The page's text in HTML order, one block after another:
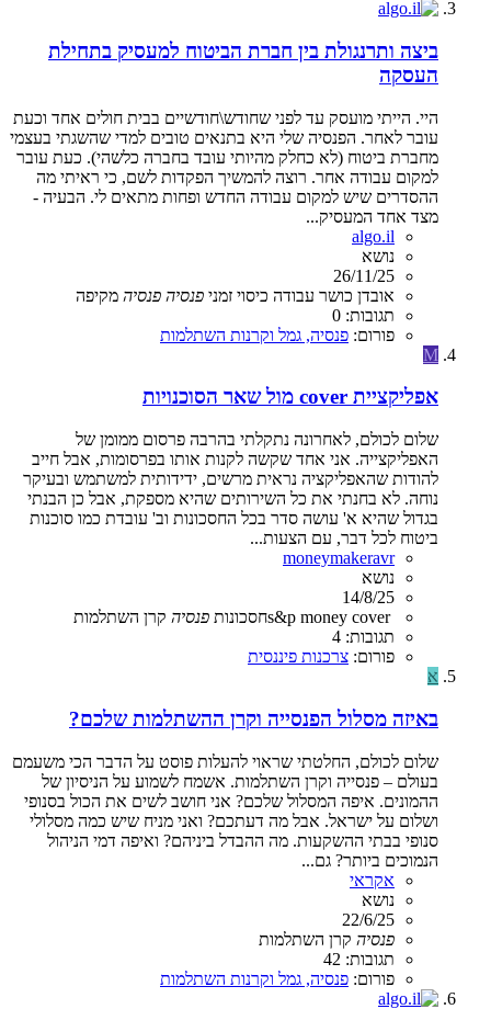
ביצה ותרנגולת בין חברת הביטוח למעסיק בתחילת
העסקה
היי. הייתי מועסק עד לפני שחודש\חודשיים בבית חולים אחד וכעת
עובר לאחר. הפנסיה שלי היא בתנאים טובים למדי שהשגתי בעצמי
מחברת ביטוח (לא כחלק מהיותי עובד בחברה כלשהי). כעת עובר
למקום עבודה אחר. רוצה להמשיך הפקדות לשם, כי ראיתי מה
ההסדרים שיש למקום עבודה החדש ופחות מתאים לי. הבעיה -
מצד אחד המעסיק...
algo.il
נושא
26/11/25
אובדן כושר עבודה כיסוי זמני פנסיה פנסיה מקיפה
תגובות: 0
פורום: פנסיה, גמל וקרנות השתלמות
M
אפליקציית cover מול שאר הסוכנויות
שלום לכולם, לאחרונה נתקלתי בהרבה פרסום ממומן של
האפליקצייה. אני אחד שקשה לקנות אותו בפרסומות, אבל חייב
להודות שהאפליקציה נראית מרשים, ידידותית למשתמש ובעיקר
נוחה. לא בחנתי את כל השירותים שהיא מספקת, אבל כן הבנתי
בגדול שהיא א' עושה סדר בכל החסכונות וב' עובדת כמו סוכנות
ביטוח לכל דבר, עם הצעות...
moneymakeravr
נושא
14/8/25
cover
money
s&pחסכונות פנסיה קרן השתלמות
תגובות: 4
פורום: צרכנות פיננסית
א
באיזה מסלול הפנסייה וקרן ההשתלמות שלכם?
שלום לכולם, החלטתי שראוי להעלות פוסט על הדבר הכי משעמם
בעולם – פנסייה וקרן השתלמות. אשמח לשמוע על הניסיון של
ההמונים. איפה המסלול שלכם? אני חושב לשים את הכול בסנופי
ושלום על ישראל. אבל מה דעתכם? ואני מניח שיש כמה מסלולי
סנופי בבתי ההשקעות. מה ההבדל ביניהם? ואיפה דמי הניהול
הנמוכים ביותר? גם...
אקראי
נושא
22/6/25
פנסיה קרן השתלמות
תגובות: 42
פורום: פנסיה, גמל וקרנות השתלמות